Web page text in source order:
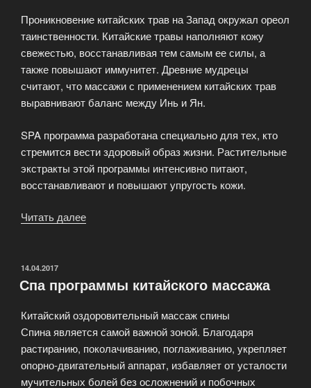
Проникновение китайских трав на Запад окружал ореол
таинственности. Китайские травы наполняют кожу
свежестью, восстанавливая тем самым ее силы, а
также повышают иммунитет. Древние мудрецы
считают, что массажи с применением китайских трав
выравнивают баланс между Инь и Ян.
SPA программа разработана специально для тех, кто
стремится вести здоровый образ жизни. Растительные
экстракты этой программы интенсивно питают,
восстанавливают и повышают упругость кожи.
Читать далее
коктейль»»
ОПУБЛИКОВАНО
14.04.2017
Спа программы китайского массажа
Китайский оздоровительный массаж спины
Спина является самой важной зоной. Благодаря
растиранию, поколачиванию, поглаживанию, укрепляет
опорно-двигательный аппарат, избавляет от усталости
мучительных болей без осложнений и побочных